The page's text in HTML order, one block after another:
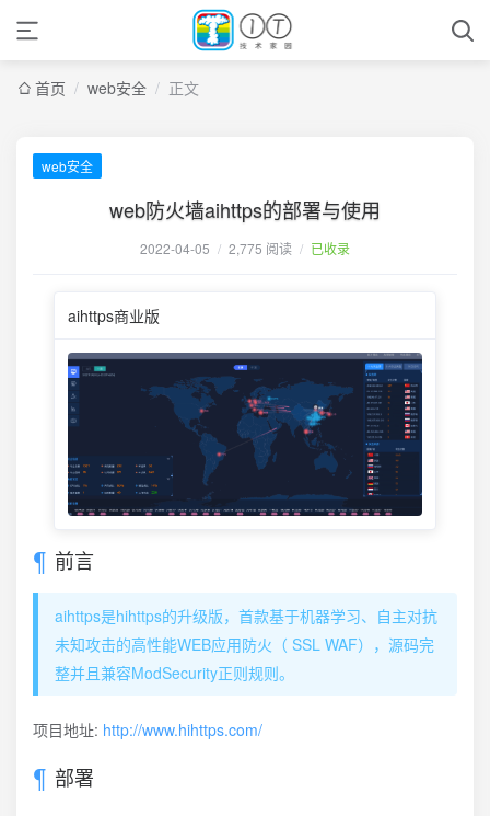
首页 / web安全 / 正文
web安全
web防火墙aihttps的部署与使用
2022-04-05 / 2,775 阅读 / 已收录
aihttps商业版
前言
aihttps是hihttps的升级版，首款基于机器学习、自主对抗
未知攻击的高性能WEB应用防火（ SSL WAF），源码完
整并且兼容ModSecurity正则规则。
项目地址: http://www.hihttps.com/
部署